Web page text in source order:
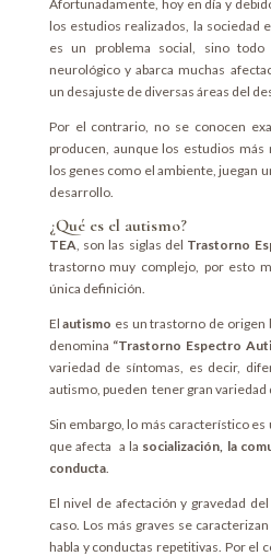
Afortunadamente, hoy en día y
los estudios realizados, la sociedad
es un problema social, sino
neurológico y abarca muchas
un desajuste de diversas áreas del
Por el contrario, no se conocen
producen, aunque los estudios
los genes como el ambiente, juegan
desarrollo.
¿Qué es el autismo?
TEA , son las siglas del Trastorno
trastorno muy complejo, por esto
única definición.
Elautismo es un trastorno de origen
denomina “Trastorno Espectro
variedad de síntomas, es decir,
autismo, pueden tener gran variedad
Sin embargo, lo más característico
que afecta a la socialización, la
conducta.
El nivel de afectación y gravedad del
caso. Los más graves se
habla y conductas repetitivas. Por el